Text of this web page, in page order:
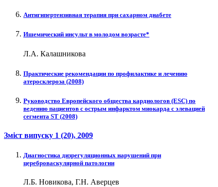
Антигипертензивная терапия при сахарном диабете
Ишемический инсульт в молодом возрасте*
Л.А. Калашникова
Практические рекомендации по профилактике и лечению
атеросклероза (2008)
Руководство Европейского общества кардиологов (ESC) по
ведению пациентов с острым инфарктом миокарда с элевацией
сегмента ST (2008)
Зміст випуску 1 (20), 2009
Диагностика дизрегуляционных нарушений при
цереброваскулярной патологии
Л.Б. Новикова, Г.Н. Аверцев